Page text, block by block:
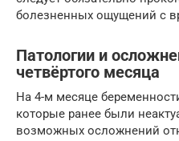
болезненных ощущений с
Патологии и
четвёртого месяца
На 4-м месяце
которые ранее были
возможных осложнений